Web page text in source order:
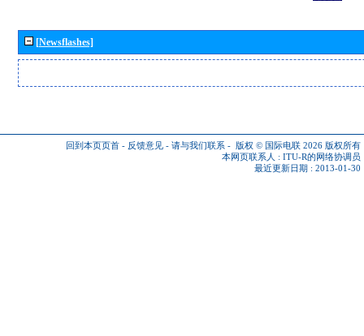
[Newsflashes]
回到本页页首 - 反馈意见 - 请与我们联系 - 版权 © 国际电联 2026 版权所有
本网页联系人 : ITU-R的网络协调员
最近更新日期 : 2013-01-30